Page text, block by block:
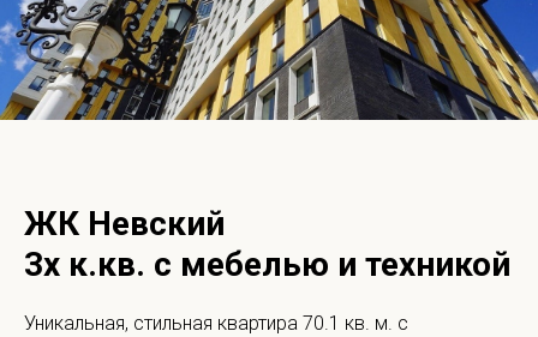
ЖК Невский
3х к.кв. с мебелью и техникой
Уникальная, стильная квартира 70.1 кв. м. с